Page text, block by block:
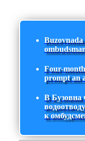
Four-
prompt an
В Бузовна
к